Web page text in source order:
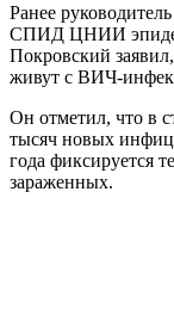
Ранее
СПИД ЦНИИ
Покровский
живут с ВИЧ-
Он отметил, что в
тысяч новых
года фиксируется
зараженных.